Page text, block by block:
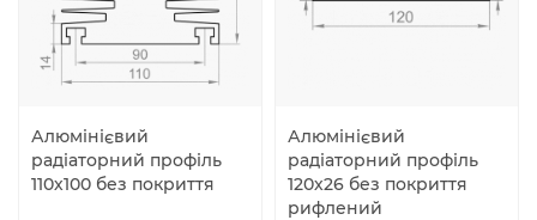
Алюмінієвий
радіаторний профіль
110х100 без покриття
Алюмінієвий
радіаторний профіль
120х26 без покриття
рифлений